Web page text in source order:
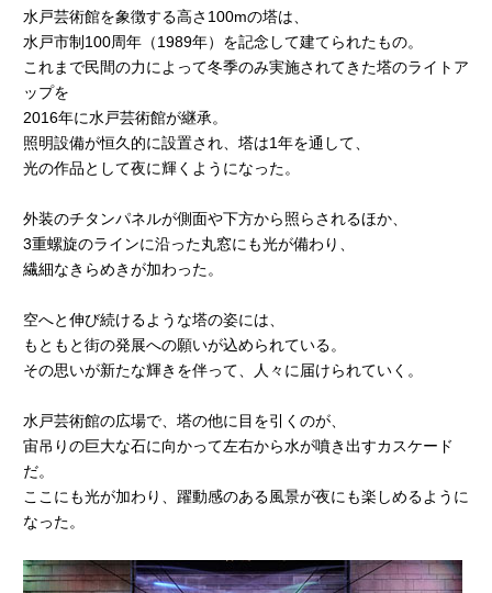
水戸芸術館を象徴する高さ100mの塔は、
水戸市制100周年（1989年）を記念して建てられたもの。
これまで民間の力によって冬季のみ実施されてきた塔のライトア
ップを
2016年に水戸芸術館が継承。
照明設備が恒久的に設置され、塔は1年を通して、
光の作品として夜に輝くようになった。
外装のチタンパネルが側面や下方から照らされるほか、
3重螺旋のラインに沿った丸窓にも光が備わり、
繊細なきらめきが加わった。
空へと伸び続けるような塔の姿には、
もともと街の発展への願いが込められている。
その思いが新たな輝きを伴って、人々に届けられていく。
水戸芸術館の広場で、塔の他に目を引くのが、
宙吊りの巨大な石に向かって左右から水が噴き出すカスケード
だ。
ここにも光が加わり、躍動感のある風景が夜にも楽しめるように
なった。